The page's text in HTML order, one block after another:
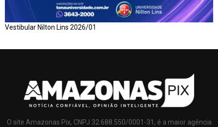
Vestibular Nilton Lins 2026/01
O site Amazonas Pix, CNPJ 32.688.550/0001-31, é a maior agência